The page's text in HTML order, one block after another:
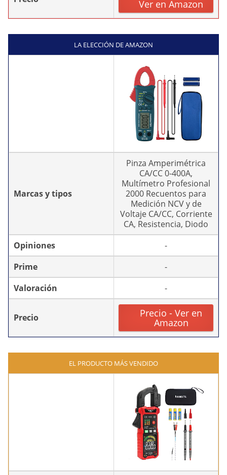
Ver en Amazon
LA ELECCIÓN DE AMAZON
Marcas y tipos
Pinza Amperimétrica
CA/CC 0-400A,
Multímetro Profesional
2000 Recuentos para
Medición NCV y de
Voltaje CA/CC, Corriente
CA, Resistencia, Diodo
Opiniones
-
Prime
-
Valoración
-
Precio Precio - Ver en
Amazon
EL PRODUCTO MÁS VENDIDO